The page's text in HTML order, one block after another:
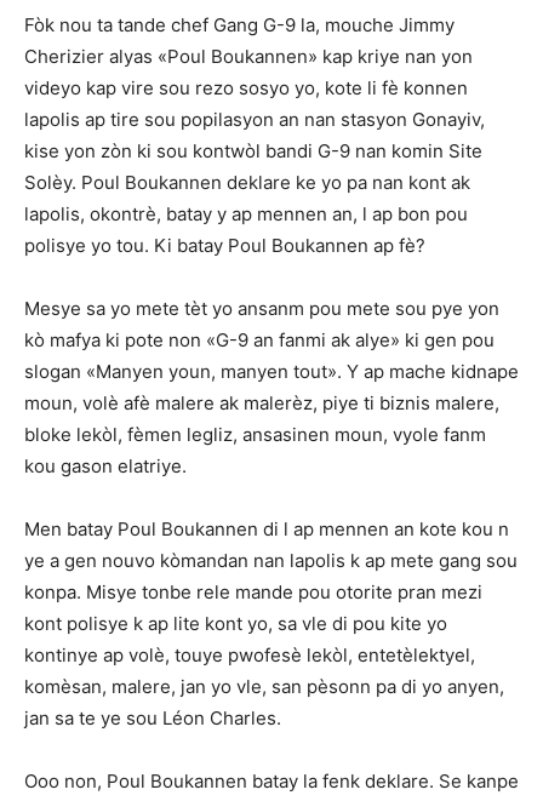
Fòk nou ta tande chef Gang G-9 la, mouche Jimmy
Cherizier alyas «Poul Boukannen» kap kriye nan yon
videyo kap vire sou rezo sosyo yo, kote li fè konnen
lapolis ap tire sou popilasyon an nan stasyon Gonayiv,
kise yon zòn ki sou kontwòl bandi G-9 nan komin Site
Solèy. Poul Boukannen deklare ke yo pa nan kont ak
lapolis, okontrè, batay y ap mennen an, l ap bon pou
polisye yo tou. Ki batay Poul Boukannen ap fè?
Mesye sa yo mete tèt yo ansanm pou mete sou pye yon
kò mafya ki pote non «G-9 an fanmi ak alye» ki gen pou
slogan «Manyen youn, manyen tout». Y ap mache kidnape
moun, volè afè malere ak malerèz, piye ti biznis malere,
bloke lekòl, fèmen legliz, ansasinen moun, vyole fanm
kou gason elatriye.
Men batay Poul Boukannen di l ap mennen an kote kou n
ye a gen nouvo kòmandan nan lapolis k ap mete gang sou
konpa. Misye tonbe rele mande pou otorite pran mezi
kont polisye k ap lite kont yo, sa vle di pou kite yo
kontinye ap volè, touye pwofesè lekòl, entetèlektyel,
komèsan, malere, jan yo vle, san pèsonn pa di yo anyen,
jan sa te ye sou Léon Charles.
Ooo non, Poul Boukannen batay la fenk deklare. Se kanpe